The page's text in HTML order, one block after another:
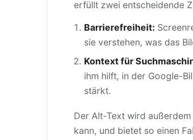
erfüllt zwei entscheidende
Barrierefreiheit:
sie verstehen, was das
Kontext für
ihm hilft, in der Google-
stärkt.
Der Alt-Text wird
kann, und bietet so einen